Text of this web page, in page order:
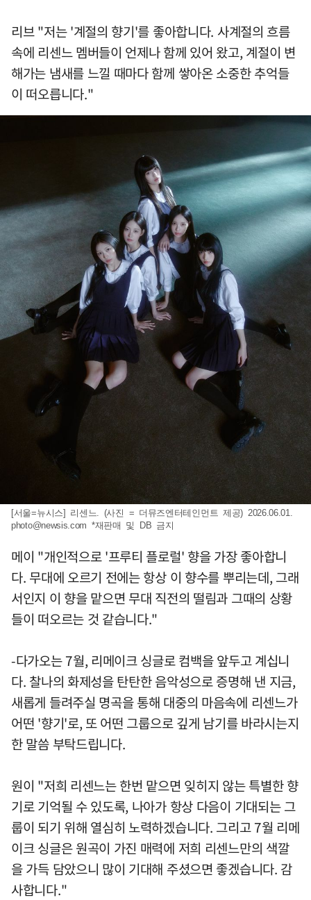
리브 "저는 '계절의 향기'를 좋아합니다. 사계절의 흐름
속에 리센느 멤버들이 언제나 함께 있어 왔고, 계절이 변
해가는 냄새를 느낄 때마다 함께 쌓아온 소중한 추억들
이 떠오릅니다."
[서울=뉴시스] 리센느. (사진 = 더뮤즈엔터테인먼트 제공) 2026.06.01.
photo@newsis.com *재판매 및 DB 금지
메이 "개인적으로 '프루티 플로럴' 향을 가장 좋아합니
다. 무대에 오르기 전에는 항상 이 향수를 뿌리는데, 그래
서인지 이 향을 맡으면 무대 직전의 떨림과 그때의 상황
들이 떠오르는 것 같습니다."
-다가오는 7월, 리메이크 싱글로 컴백을 앞두고 계십니
다. 찰나의 화제성을 탄탄한 음악성으로 증명해 낸 지금,
새롭게 들려주실 명곡을 통해 대중의 마음속에 리센느가
어떤 '향기'로, 또 어떤 그룹으로 깊게 남기를 바라시는지
한 말씀 부탁드립니다.
원이 "저희 리센느는 한번 맡으면 잊히지 않는 특별한 향
기로 기억될 수 있도록, 나아가 항상 다음이 기대되는 그
룹이 되기 위해 열심히 노력하겠습니다. 그리고 7월 리메
이크 싱글은 원곡이 가진 매력에 저희 리센느만의 색깔
을 가득 담았으니 많이 기대해 주셨으면 좋겠습니다. 감
사합니다."